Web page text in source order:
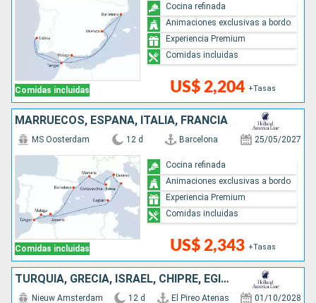
Comidas incluidas US$ 2,204 +Tasas
Cocina refinada
Animaciones exclusivas a bordo
Experiencia Premium
Comidas incluidas
MARRUECOS, ESPAÑA, ITALIA, FRANCIA
Comidas incluidas
MS Oosterdam 12 d Barcelona 25/05/2027
US$ 2,343 +Tasas
Cocina refinada
Animaciones exclusivas a bordo
Experiencia Premium
Comidas incluidas
TURQUÍA, GRECIA, ISRAEL, CHIPRE, EGIPTO
Nieuw Amsterdam 12 d El Pireo Atenas 01/10/2028